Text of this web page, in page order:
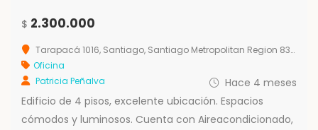
$ 2.300.000
Tarapacá 1016, Santiago, Santiago Metropolitan Region 8320000, Chile
Oficina
Patricia Peñalva
Hace 4 meses
Edificio de 4 pisos, excelente ubicación. Espacios
cómodos y luminosos. Cuenta con Aireacondicionado,